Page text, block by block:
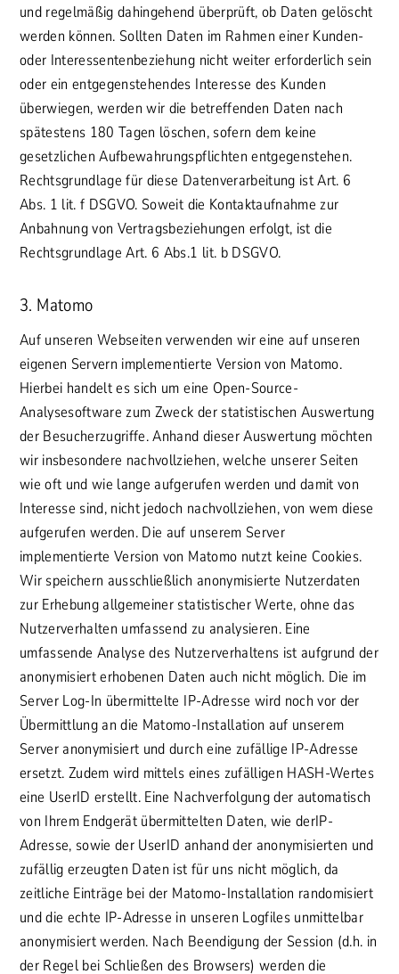
und regelmäßig dahingehend überprüft, ob Daten gelöscht
werden können. Sollten Daten im Rahmen einer Kunden-
oder Interessentenbeziehung nicht weiter erforderlich sein
oder ein entgegenstehendes Interesse des Kunden
überwiegen, werden wir die betreffenden Daten nach
spätestens 180 Tagen löschen, sofern dem keine
gesetzlichen Aufbewahrungspflichten entgegenstehen.
Rechtsgrundlage für diese Datenverarbeitung ist Art. 6
Abs. 1 lit. f DSGVO. Soweit die Kontaktaufnahme zur
Anbahnung von Vertragsbeziehungen erfolgt, ist die
Rechtsgrundlage Art. 6 Abs.1 lit. b DSGVO.
3. Matomo
Auf unseren Webseiten verwenden wir eine auf unseren
eigenen Servern implementierte Version von Matomo.
Hierbei handelt es sich um eine Open-Source-
Analysesoftware zum Zweck der statistischen Auswertung
der Besucherzugriffe. Anhand dieser Auswertung möchten
wir insbesondere nachvollziehen, welche unserer Seiten
wie oft und wie lange aufgerufen werden und damit von
Interesse sind, nicht jedoch nachvollziehen, von wem diese
aufgerufen werden. Die auf unserem Server
implementierte Version von Matomo nutzt keine Cookies.
Wir speichern ausschließlich anonymisierte Nutzerdaten
zur Erhebung allgemeiner statistischer Werte, ohne das
Nutzerverhalten umfassend zu analysieren. Eine
umfassende Analyse des Nutzerverhaltens ist aufgrund der
anonymisiert erhobenen Daten auch nicht möglich. Die im
Server Log-In übermittelte IP-Adresse wird noch vor der
Übermittlung an die Matomo-Installation auf unserem
Server anonymisiert und durch eine zufällige IP-Adresse
ersetzt. Zudem wird mittels eines zufälligen HASH-Wertes
eine UserID erstellt. Eine Nachverfolgung der automatisch
von Ihrem Endgerät übermittelten Daten, wie derIP-
Adresse, sowie der UserID anhand der anonymisierten und
zufällig erzeugten Daten ist für uns nicht möglich, da
zeitliche Einträge bei der Matomo-Installation randomisiert
und die echte IP-Adresse in unseren Logfiles unmittelbar
anonymisiert werden. Nach Beendigung der Session (d.h. in
der Regel bei Schließen des Browsers) werden die